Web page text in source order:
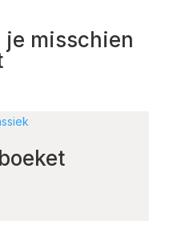
je misschien